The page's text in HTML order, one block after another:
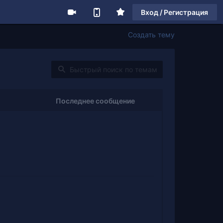
Вход / Регистрация
Создать тему
Последнее сообщение